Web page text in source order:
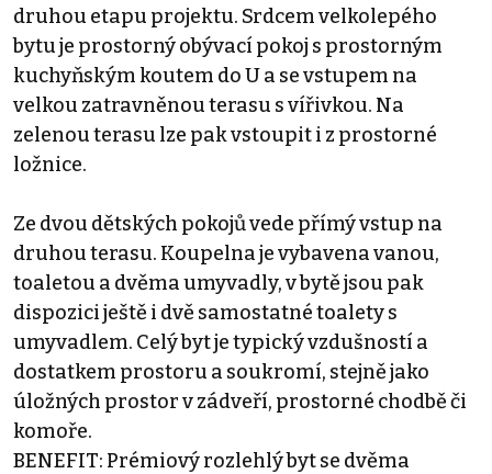
druhou etapu projektu. Srdcem velkolepého
bytu je prostorný obývací pokoj s prostorným
kuchyňským koutem do U a se vstupem na
velkou zatravněnou terasu s vířivkou. Na
zelenou terasu lze pak vstoupit i z prostorné
ložnice.
Ze dvou dětských pokojů vede přímý vstup na
druhou terasu. Koupelna je vybavena vanou,
toaletou a dvěma umyvadly, v bytě jsou pak
dispozici ještě i dvě samostatné toalety s
umyvadlem. Celý byt je typický vzdušností a
dostatkem prostoru a soukromí, stejně jako
úložných prostor v zádveří, prostorné chodbě či
komoře.
BENEFIT: Prémiový rozlehlý byt se dvěma